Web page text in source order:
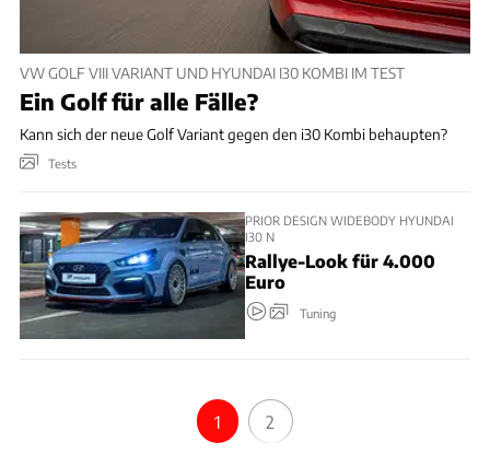
VW GOLF VIII VARIANT UND HYUNDAI I30 KOMBI IM TEST
Ein Golf für alle Fälle?
Kann sich der neue Golf Variant gegen den i30 Kombi behaupten?
Tests
PRIOR DESIGN WIDEBODY HYUNDAI
I30 N
Rallye-Look für 4.000
Euro
Tuning
1 2